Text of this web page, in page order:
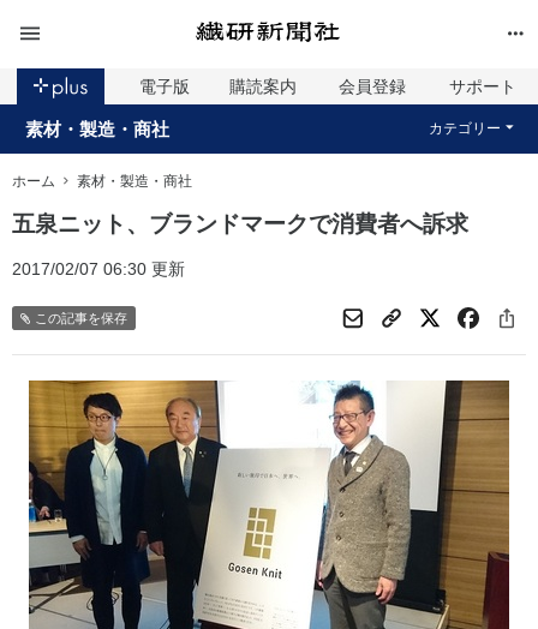
電子版 購読案内 会員登録 サポート
素材・製造・商社 カテゴリー
ホーム 素材・製造・商社
五泉ニット、ブランドマークで消費者へ訴求
2017/02/07 06:30 更新
この記事を保存